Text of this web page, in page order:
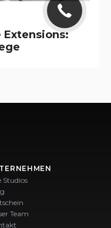
Studios
Team